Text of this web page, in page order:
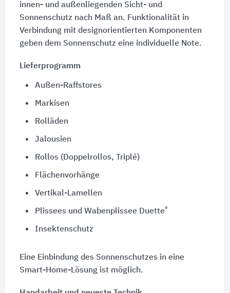
innen- und außenliegenden Sicht- und
Sonnenschutz nach Maß an. Funktionalität in
Verbindung mit designorientierten Komponenten
geben dem Sonnenschutz eine individuelle Note.
Lieferprogramm
Außen-Raffstores
Markisen
Rolläden
Jalousien
Rollos (Doppelrollos, Triplé)
Flächenvorhänge
Vertikal-Lamellen
Plissees und Wabenplissee Duette®
Insektenschutz
Eine Einbindung des Sonnenschutzes in eine
Smart-Home-Lösung ist möglich.